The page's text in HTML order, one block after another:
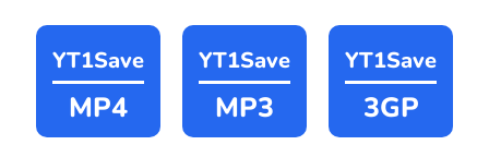
YT1Save
MP4
YT1Save
MP3
YT1Save
3GP